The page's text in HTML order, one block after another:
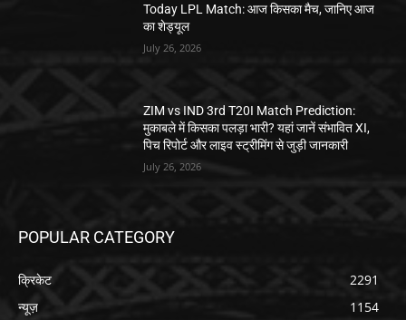
Today LPL Match: आज किसका मैच, जानिए आज
का शेड्यूल
July 26, 2026
ZIM vs IND 3rd T20I Match Prediction:
मुकाबले में किसका पलड़ा भारी? यहां जानें संभावित XI,
पिच रिपोर्ट और लाइव स्ट्रीमिंग से जुड़ी जानकारी
July 26, 2026
POPULAR CATEGORY
क्रिकेट
2291
न्यूज़
1154